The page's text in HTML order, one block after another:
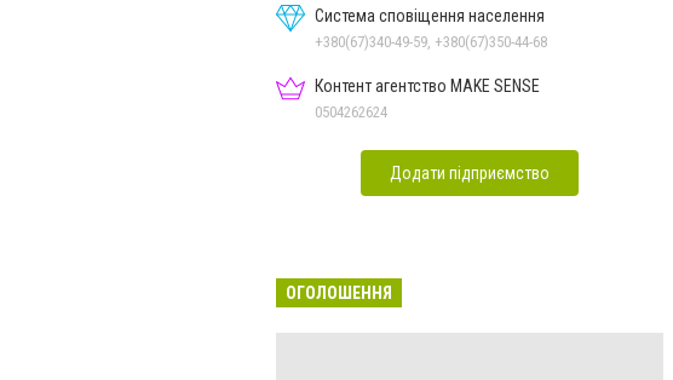
Система сповіщення населення
+380(67)340-49-59, +380(67)350-44-68
Контент агентство MAKE SENSE
0504262624
Додати підприємство
ОГОЛОШЕННЯ